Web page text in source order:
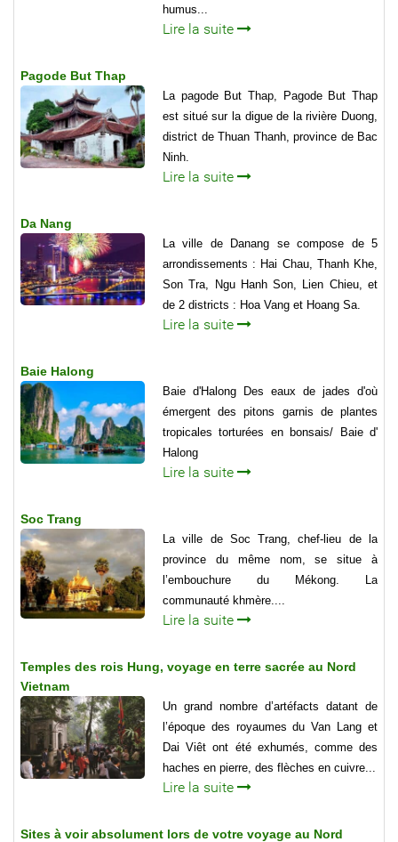
humus...
Lire la suite
Pagode But Thap
La pagode But Thap, Pagode But Thap
est situé sur la digue de la rivière Duong,
district de Thuan Thanh, province de Bac
Ninh.
Lire la suite
Da Nang
La ville de Danang se compose de 5
arrondissements : Hai Chau, Thanh Khe,
Son Tra, Ngu Hanh Son, Lien Chieu, et
de 2 districts : Hoa Vang et Hoang Sa.
Lire la suite
Baie Halong
Baie d'Halong Des eaux de jades d'où
émergent des pitons garnis de plantes
tropicales torturées en bonsais/ Baie d'
Halong
Lire la suite
Soc Trang
La ville de Soc Trang, chef-lieu de la
province du même nom, se situe à
l’embouchure du Mékong. La
communauté khmère....
Lire la suite
Temples des rois Hung, voyage en terre sacrée au Nord
Vietnam
Un grand nombre d’artéfacts datant de
l’époque des royaumes du Van Lang et
Dai Viêt ont été exhumés, comme des
haches en pierre, des flèches en cuivre...
Lire la suite
Sites à voir absolument lors de votre voyage au Nord